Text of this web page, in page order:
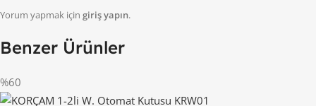
Yorum yapmak için giriş yapın.
Benzer Ürünler
%60